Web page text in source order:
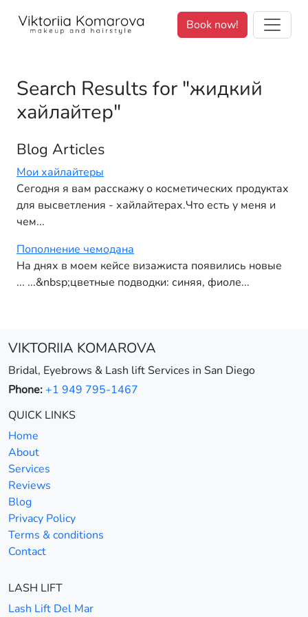
Book now!
Search Results for "жидкий
хайлайтер"
Blog Articles
Мои хайлайтеры
Сегодня я вам расскажу о косметических продуктах
для высветления - хайлайтерах.Что есть у меня и
чем...
Пополнение чемодана
На днях в моем кейсе визажиста появились новые
... ...&nbsp;цветные подводки: синяя, фиоле...
VIKTORIIA KOMAROVA
Bridal, Eyebrows & Lash lift Services in San Diego
Phone:+1 949 795-1467
QUICK LINKS
Home
About
Services
Reviews
Blog
Privacy Policy
Terms & conditions
Contact
LASH LIFT
Lash Lift Del Mar
We value your privacy. <p>We use cookies to enhance your